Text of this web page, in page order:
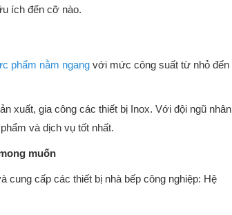
ích đến cỡ nào.
phẩm nằm ngang với mức công suất từ nhỏ đến
xuất, gia công các thiết bị Inox. Với đội ngũ nhân
và dịch vụ tốt nhất.
muốn
cung cấp các thiết bị nhà bếp công nghiệp: Hệ